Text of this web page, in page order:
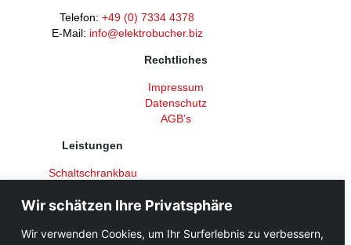
Wir schätzen Ihre Privatsphäre
Wir verwenden Cookies, um Ihr Surferlebnis zu verbessern,
Telefon: +49 (0) 7334 4378
E-Mail: info@elektrobucher.biz
Rechtliches
Impressum
Datenschutz
AGB’s
Leistungen
Schaltschrankbau
Niederspannungsanlagen
Daten- und Netzwerktechnik